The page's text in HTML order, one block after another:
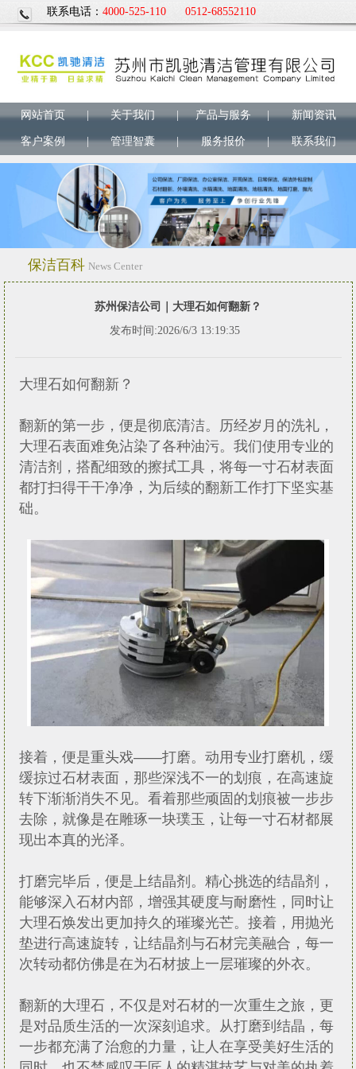
联系电话： 4000-525-110 0512-68552110
网站首页 | 关于我们 | 产品与服务 | 新闻资讯
客户案例 | 管理智囊 | 服务报价 | 联系我们
保洁百科 News Center
苏州保洁公司｜大理石如何翻新？
发布时间:2026/6/3 13:19:35
大理石如何翻新？
翻新的第一步，便是彻底清洁。历经岁月的洗礼，
大理石表面难免沾染了各种油污。我们使用专业的
清洁剂，搭配细致的擦拭工具，将每一寸石材表面
都打扫得干干净净，为后续的翻新工作打下坚实基
础。
接着，便是重头戏——打磨。动用专业打磨机，缓
缓掠过石材表面，那些深浅不一的划痕，在高速旋
转下渐渐消失不见。看着那些顽固的划痕被一步步
去除，就像是在雕琢一块璞玉，让每一寸石材都展
现出本真的光泽。
打磨完毕后，便是上结晶剂。精心挑选的结晶剂，
能够深入石材内部，增强其硬度与耐磨性，同时让
大理石焕发出更加持久的璀璨光芒。接着，用抛光
垫进行高速旋转，让结晶剂与石材完美融合，每一
次转动都仿佛是在为石材披上一层璀璨的外衣。
翻新的大理石，不仅是对石材的一次重生之旅，更
是对品质生活的一次深刻追求。从打磨到结晶，每
一步都充满了治愈的力量，让人在享受美好生活的